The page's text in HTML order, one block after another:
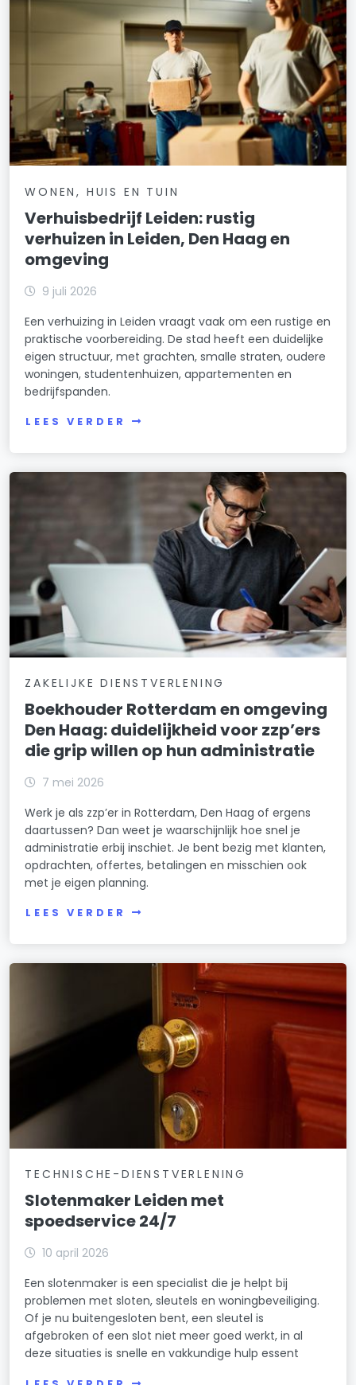
WONEN, HUIS EN TUIN
Verhuisbedrijf Leiden: rustig
verhuizen in Leiden, Den Haag en
omgeving
9 juli 2026
Een verhuizing in Leiden vraagt vaak om een rustige en
praktische voorbereiding. De stad heeft een duidelijke
eigen structuur, met grachten, smalle straten, oudere
woningen, studentenhuizen, appartementen en
bedrijfspanden.
LEES VERDER
ZAKELIJKE DIENSTVERLENING
Boekhouder Rotterdam en omgeving
Den Haag: duidelijkheid voor zzp’ers
die grip willen op hun administratie
7 mei 2026
Werk je als zzp’er in Rotterdam, Den Haag of ergens
daartussen? Dan weet je waarschijnlijk hoe snel je
administratie erbij inschiet. Je bent bezig met klanten,
opdrachten, offertes, betalingen en misschien ook
met je eigen planning.
LEES VERDER
TECHNISCHE-DIENSTVERLENING
Slotenmaker Leiden met
spoedservice 24/7
10 april 2026
Een slotenmaker is een specialist die je helpt bij
problemen met sloten, sleutels en woningbeveiliging.
Of je nu buitengesloten bent, een sleutel is
afgebroken of een slot niet meer goed werkt, in al
deze situaties is snelle en vakkundige hulp essent